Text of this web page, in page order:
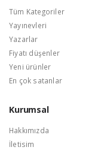
Tüm Kategoriler
Yayınevleri
Yazarlar
Fiyatı düşenler
Yeni ürünler
En çok satanlar
Kurumsal
Hakkımızda
İletisim